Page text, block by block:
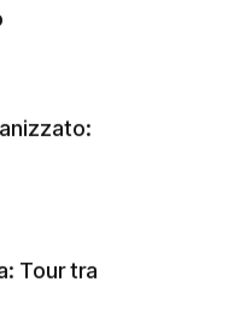
Tour tra